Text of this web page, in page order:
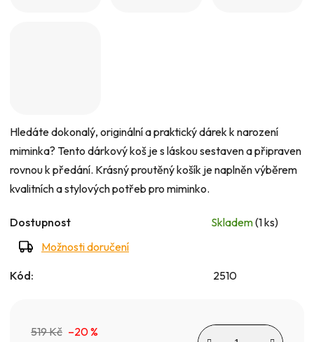
Hledáte dokonalý, originální a praktický dárek k narození
miminka? Tento dárkový koš je s láskou sestaven a připraven
rovnou k předání. Krásný proutěný košík je naplněn výběrem
kvalitních a stylových potřeb pro miminko.
Dostupnost Skladem(1 ks)
Možnosti doručení
Kód: 2510
519 Kč –20 %